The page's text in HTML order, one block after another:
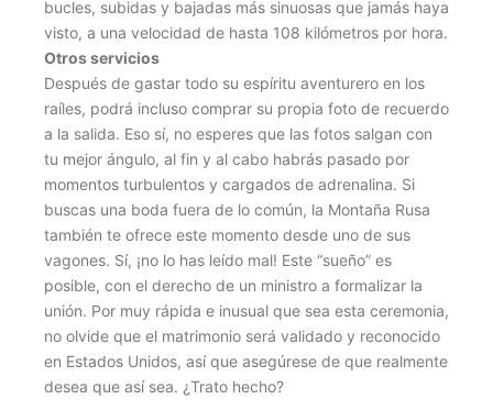
bucles, subidas y bajadas más sinuosas que jamás haya
visto, a una velocidad de hasta 108 kilómetros por hora.
Otros servicios
Después de gastar todo su espíritu aventurero en los
raíles, podrá incluso comprar su propia foto de recuerdo
a la salida. Eso sí, no esperes que las fotos salgan con
tu mejor ángulo, al fin y al cabo habrás pasado por
momentos turbulentos y cargados de adrenalina. Si
buscas una boda fuera de lo común, la Montaña Rusa
también te ofrece este momento desde uno de sus
vagones. Sí, ¡no lo has leído mal! Este “sueño” es
posible, con el derecho de un ministro a formalizar la
unión. Por muy rápida e inusual que sea esta ceremonia,
no olvide que el matrimonio será validado y reconocido
en Estados Unidos, así que asegúrese de que realmente
desea que así sea. ¿Trato hecho?